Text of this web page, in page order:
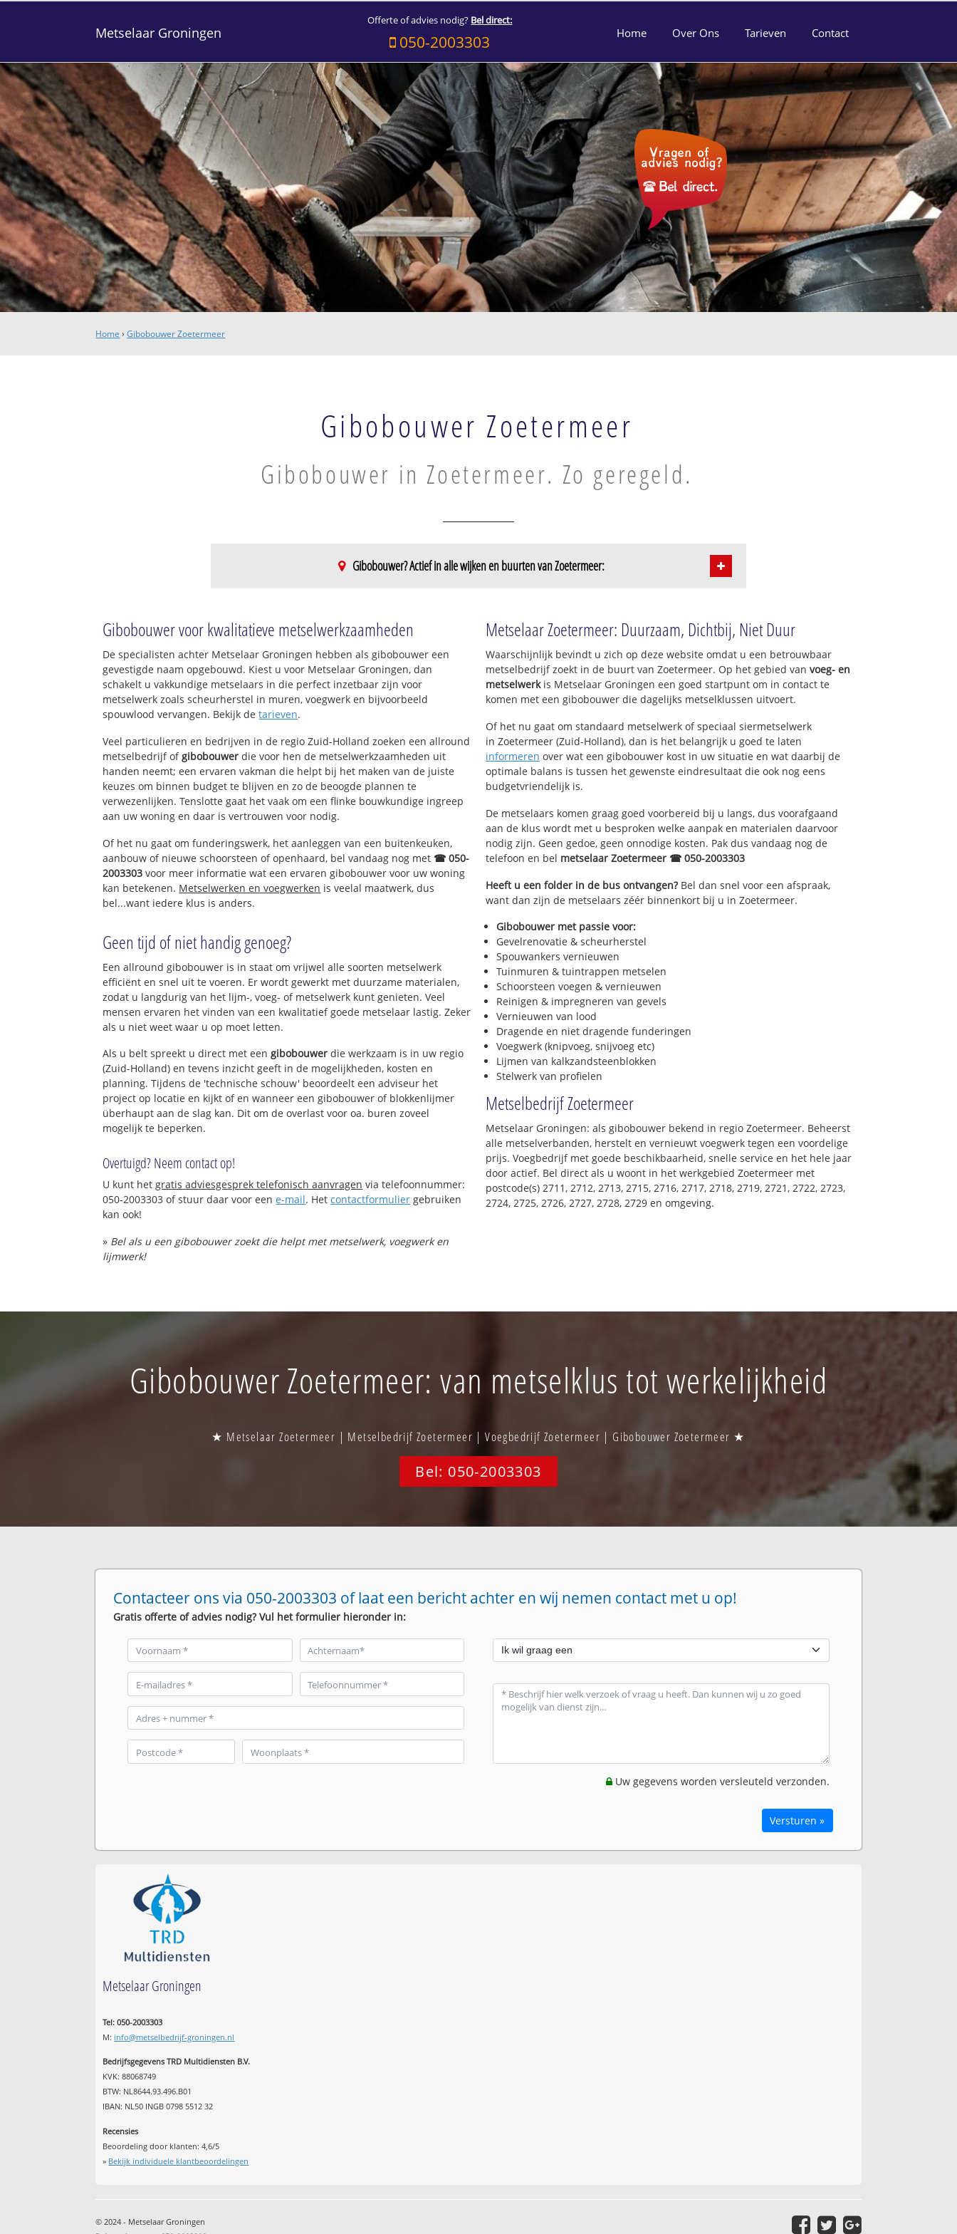
Metselaar Groningen
Offerte of advies nodig? Bel direct:
050-2003303 Home Over Ons Tarieven Contact
Home ›Gibobouwer Zoetermeer
Gibobouwer Zoetermeer
Gibobouwer in Zoetermeer. Zo geregeld.
Gibobouwer? Actief in alle wijken en buurten van Zoetermeer:
Westerpark c.a.
Meerpolder
Scheidingszone
Van Tuyllpark
Buytenwegh de Leyens
Buytenwegh
Industriegebied Zoetermeer
Rokkehage c.a.
Lansinghage c.a.
Zoeterhage c.a.
Hoornerhage c.a.
Meerzicht-Oost
Noordhove
Noordhove-West
Noordhove-Oost
Oosterheem-Zuid-West
Oosterheem-Noord-Oost
Rokkeveen-Oost
Seghwaert
Seghwaert-Zuid-West
Seghwaert-Noord-Oost
Zoetermeer centrum
Dorp
Stadscentrum
Palenstein
Driemanspolder
Gibobouwer voor kwalitatieve metselwerkzaamheden
De specialisten achter Metselaar Groningen hebben als gibobouwer een
gevestigde naam opgebouwd. Kiest u voor Metselaar Groningen, dan
schakelt u vakkundige metselaars in die perfect inzetbaar zijn voor
metselwerk zoals scheurherstel in muren, voegwerk en bijvoorbeeld
spouwlood vervangen. Bekijk detarieven.
Veel particulieren en bedrijven in de regio Zuid-Holland zoeken een allround
metselbedrijf ofgibobouwer die voor hen de metselwerkzaamheden uit
handen neemt; een ervaren vakman die helpt bij het maken van de juiste
keuzes om binnen budget te blijven en zo de beoogde plannen te
verwezenlijken. Tenslotte gaat het vaak om een flinke bouwkundige ingreep
aan uw woning en daar is vertrouwen voor nodig.
Of het nu gaat om funderingswerk, het aanleggen van een buitenkeuken,
aanbouw of nieuwe schoorsteen of openhaard, bel vandaag nog met ☎ 050-
2003303 voor meer informatie wat een ervaren gibobouwer voor uw woning
kan betekenen. Metselwerken en voegwerken is veelal maatwerk, dus
bel...want iedere klus is anders.
Geen tijd of niet handig genoeg?
Een allround gibobouwer is in staat om vrijwel alle soorten metselwerk
efficiënt en snel uit te voeren. Er wordt gewerkt met duurzame materialen,
zodat u langdurig van het lijm-, voeg- of metselwerk kunt genieten. Veel
mensen ervaren het vinden van een kwalitatief goede metselaar lastig. Zeker
als u niet weet waar u op moet letten.
Als u belt spreekt u direct met eengibobouwer die werkzaam is in uw regio
(Zuid-Holland) en tevens inzicht geeft in de mogelijkheden, kosten en
planning. Tijdens de 'technische schouw' beoordeelt een adviseur het
project op locatie en kijkt of en wanneer een gibobouwer of blokkenlijmer
überhaupt aan de slag kan. Dit om de overlast voor oa. buren zoveel
mogelijk te beperken.
Overtuigd? Neem contact op!
U kunt hetgratis adviesgesprek telefonisch aanvragen via telefoonnummer:
050-2003303 of stuur daar voor eene-mail. Hetcontactformulier gebruiken
kan ook!
» Bel als u een gibobouwer zoekt die helpt met metselwerk, voegwerk en
lijmwerk!
Metselaar Zoetermeer: Duurzaam, Dichtbij, Niet Duur
Waarschijnlijk bevindt u zich op deze website omdat u een betrouwbaar
metselbedrijf zoekt in de buurt van Zoetermeer. Op het gebied van voeg- en
metselwerkis Metselaar Groningen een goed startpunt om in contact te
komen met een gibobouwer die dagelijks metselklussen uitvoert.
Of het nu gaat om standaard metselwerk of speciaal siermetselwerk
in Zoetermeer (Zuid-Holland), dan is het belangrijk u goed te laten
informeren over wat een gibobouwer kost in uw situatie en wat daarbij de
optimale balans is tussen het gewenste eindresultaat die ook nog eens
budgetvriendelijk is.
De metselaars komen graag goed voorbereid bij u langs, dus voorafgaand
aan de klus wordt met u besproken welke aanpak en materialen daarvoor
nodig zijn. Geen gedoe, geen onnodige kosten. Pak dus vandaag nog de
telefoon en bel metselaar Zoetermeer ☎ 050-2003303
Heeft u een folder in de bus ontvangen?Bel dan snel voor een afspraak,
want dan zijn de metselaars zéér binnenkort bij u in Zoetermeer.
Gibobouwer met passie voor:
Gevelrenovatie & scheurherstel
Spouwankers vernieuwen
Tuinmuren & tuintrappen metselen
Schoorsteen voegen & vernieuwen
Reinigen & impregneren van gevels
Vernieuwen van lood
Dragende en niet dragende funderingen
Voegwerk (knipvoeg, snijvoeg etc)
Lijmen van kalkzandsteenblokken
Stelwerk van profielen
Metselbedrijf Zoetermeer
Metselaar Groningen: als gibobouwer bekend in regio Zoetermeer. Beheerst
alle metselverbanden, herstelt en vernieuwt voegwerk tegen een voordelige
prijs. Voegbedrijf met goede beschikbaarheid, snelle service en het hele jaar
door actief. Bel direct als u woont in het werkgebied Zoetermeer met
postcode(s) 2711, 2712, 2713, 2715, 2716, 2717, 2718, 2719, 2721, 2722, 2723,
2724, 2725, 2726, 2727, 2728, 2729 en omgeving.
Gibobouwer Zoetermeer: van metselklus tot werkelijkheid
★ Metselaar Zoetermeer | Metselbedrijf Zoetermeer | Voegbedrijf Zoetermeer | Gibobouwer Zoetermeer ★
Bel: 050-2003303
Contacteer ons via 050-2003303 of laat een bericht achter en wij nemen contact met u op!
Gratis offerte of advies nodig? Vul het formulier hieronder in:
Uw gegevens worden versleuteld verzonden.
Versturen »
Metselaar Groningen
Tel: 050-2003303
M: info@metselbedrijf-groningen.nl
Bedrijfsgegevens TRD Multidiensten B.V.
KVK: 88068749
BTW: NL8644.93.496.B01
IBAN: NL50 INGB 0798 5512 32
Recensies
Beoordeling door klanten:4,6/5
» Bekijk individuele klantbeoordelingen
© 2024 - Metselaar Groningen